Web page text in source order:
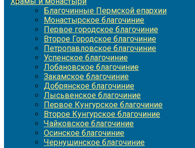
Благочинные Пермской епархии
Монастырское благочиние
Первое городское благочиние
Второе Городское благочиние
Петропавловское благочиние
Успенское благочиние
Лобановское благочиние
Закамское благочиние
Добрянское благочиние
Лысьвенское благочиние
Первое Кунгурское благочиние
Второе Кунгурское благочиние
Чайковское благочиние
Осинское благочиние
Чернушинское благочиние